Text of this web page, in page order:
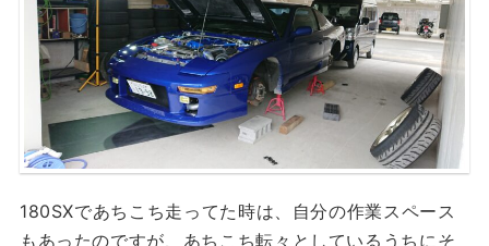
180SXであちこち走ってた時は、自分の作業スペース
もあったのですが、あちこち転々としているうちにそ